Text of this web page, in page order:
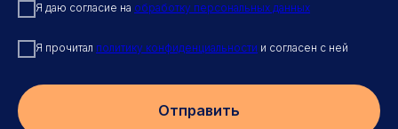
Я даю согласие на обработку персональных данных
Я прочитал политику конфиденциальности и согласен с ней
Отправить